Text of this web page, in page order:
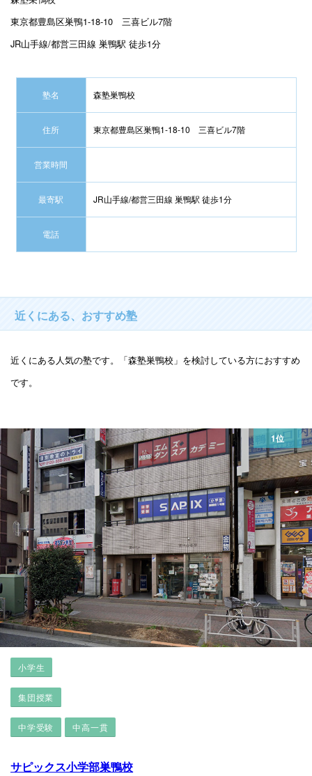
東京都豊島区巣鴨1-18-10 三喜ビル7階
JR山手線/都営三田線 巣鴨駅 徒歩1分
塾名 森塾巣鴨校
住所 東京都豊島区巣鴨1-18-10 三喜ビル7階
営業時間
最寄駅 JR山手線/都営三田線 巣鴨駅 徒歩1分
電話
近くにある、おすすめ塾
近くにある人気の塾です。「森塾巣鴨校」を検討している方におすすめ
です。
1位
サピックス小学部巣鴨校
小学生
集団授業
中学受験 中高一貫